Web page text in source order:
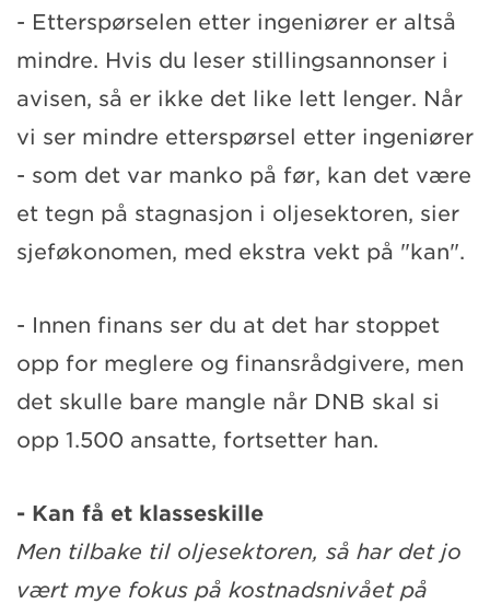
- Etterspørselen etter ingeniører er altså
mindre. Hvis du leser stillingsannonser i
avisen, så er ikke det like lett lenger. Når
vi ser mindre etterspørsel etter ingeniører
- som det var manko på før, kan det være
et tegn på stagnasjon i oljesektoren, sier
sjeføkonomen, med ekstra vekt på "kan".
- Innen finans ser du at det har stoppet
opp for meglere og finansrådgivere, men
det skulle bare mangle når DNB skal si
opp 1.500 ansatte, fortsetter han.
- Kan få et klasseskille
Men tilbake til oljesektoren, så har det jo
vært mye fokus på kostnadsnivået på